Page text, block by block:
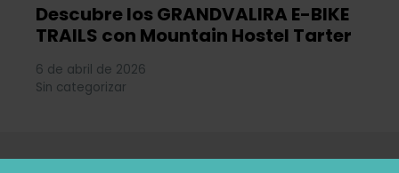
Descubre los GRANDVALIRA E-BIKE
TRAILS con Mountain Hostel Tarter
6 de abril de 2026
Sin categorizar